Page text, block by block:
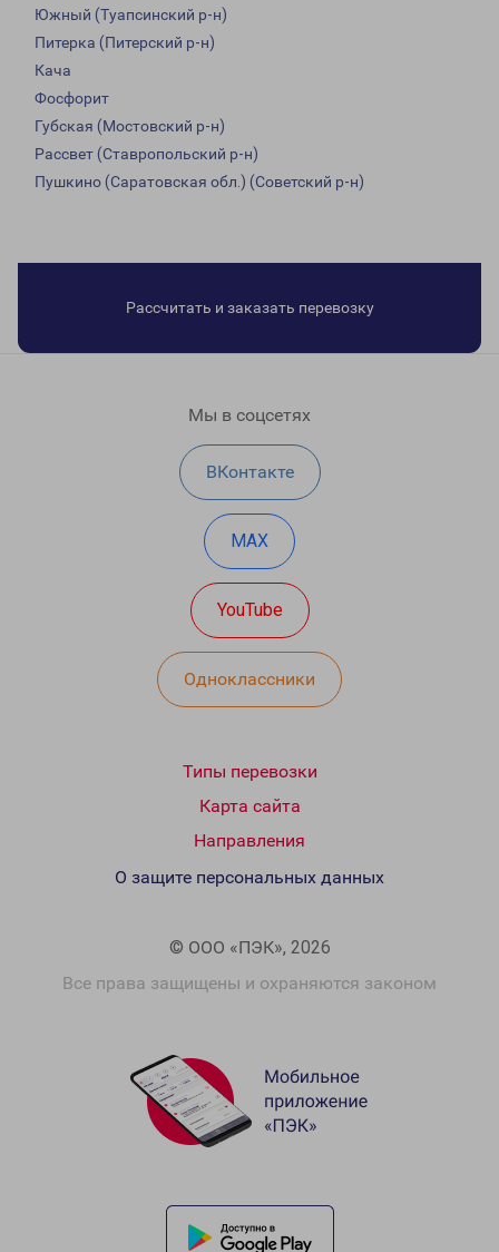
Южный (Туапсинский р-н)
Питерка (Питерский р-н)
Кача
Фосфорит
Губская (Мостовский р-н)
Рассвет (Ставропольский р-н)
Пушкино (Саратовская обл.) (Советский р-н)
Рассчитать и заказать перевозку
Мы в соцсетях
ВКонтакте
MAX
YouTube
Одноклассники
Типы перевозки
Карта сайта
Направления
© ООО «ПЭК», 2026
Все права защищены и охраняются законом
О защите персональных данных